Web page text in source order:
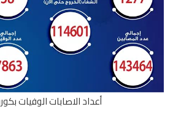
أعداد الاصابات الوفيات